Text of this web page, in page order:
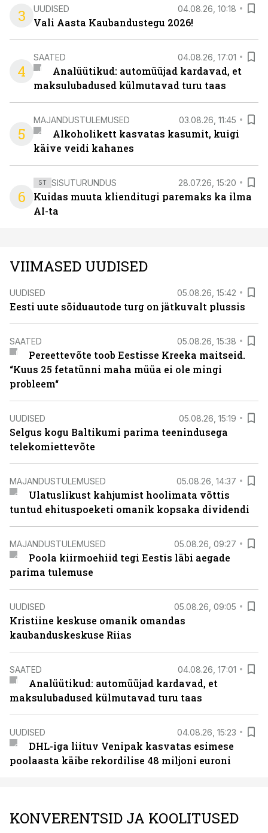
3 UUDISED 04.08.26, 10:18
Vali Aasta Kaubandustegu 2026!
4
SAATED 04.08.26, 17:01
Analüütikud: automüüjad kardavad, et
maksulubadused külmutavad turu taas
5
MAJANDUSTULEMUSED 03.08.26, 11:45
Alkoholikett kasvatas kasumit, kuigi
käive veidi kahanes
6
ST SISUTURUNDUS 28.07.26, 15:20
Kuidas muuta klienditugi paremaks ka ilma
AI-ta
VIIMASED UUDISED
UUDISED 05.08.26, 15:42
Eesti uute sõiduautode turg on jätkuvalt plussis
SAATED 05.08.26, 15:38
Pereettevõte toob Eestisse Kreeka maitseid.
“Kuus 25 fetatünni maha müüa ei ole mingi
probleem“
UUDISED 05.08.26, 15:19
Selgus kogu Baltikumi parima teenindusega
telekomiettevõte
MAJANDUSTULEMUSED 05.08.26, 14:37
Ulatuslikust kahjumist hoolimata võttis
tuntud ehituspoeketi omanik kopsaka dividendi
MAJANDUSTULEMUSED 05.08.26, 09:27
Poola kiirmoehiid tegi Eestis läbi aegade
parima tulemuse
UUDISED 05.08.26, 09:05
Kristiine keskuse omanik omandas
kaubanduskeskuse Riias
SAATED 04.08.26, 17:01
Analüütikud: automüüjad kardavad, et
maksulubadused külmutavad turu taas
UUDISED 04.08.26, 15:23
DHL-iga liituv Venipak kasvatas esimese
poolaasta käibe rekordilise 48 miljoni euroni
KONVERENTSID JA KOOLITUSED